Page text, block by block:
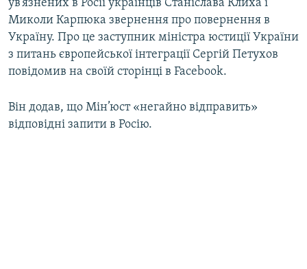
СПЕЦПРОЕКТИ
ДЕПОРТАЦІЯ
СВІДЧЕННЯ ОКУПАЦІЇ
ЯК ОБІЙТИ БЛОКУВАННЯ
Qırımtatar
ув’язнених в Росії українців Станіслава Клиха і
Миколи Карпюка звернення про повернення в
Україну. Про це заступник міністра юстиції України
з питань європейської інтеграції Сергій Петухов
повідомив на своїй сторінці в Facebook.
Він додав, що Мін’юст «негайно відправить»
відповідні запити в Росію.